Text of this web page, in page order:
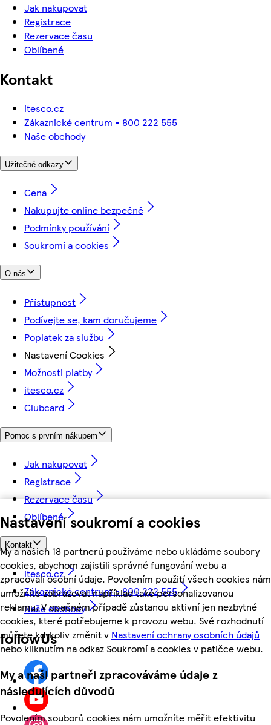
Nastavení soukromí a cookies
My a našich 18 partnerů používáme nebo ukládáme soubory
cookies, abychom zajistili správné fungování webu a
zpracovali osobní údaje. Povolením použití všech cookies nám
umožníte zobrazovat například také personalizovanou
reklamu. V opačném případě zůstanou aktivní jen nezbytné
cookies, které potřebujeme k provozu webu. Své rozhodnutí
můžete kdykoliv změnit v Nastavení ochrany osobních údajů
nebo kliknutím na odkaz Soukromí a cookies v patičce webu.
My a naši partneři zpracováváme údaje z
následujících důvodů
Povolením souborů cookies nám umožníte měřit efektivitu
Jak nakupovat
Registrace
Rezervace času
Oblíbené
Kontakt
itesco.cz
Zákaznické centrum - 800 222 555
Naše obchody
Užitečné odkazy
Cena
Nakupujte online bezpečně
Podmínky používání
Soukromí a cookies
O nás
Přístupnost
Podívejte se, kam doručujeme
Poplatek za službu
Nastavení Cookies
Možnosti platby
itesco.cz
Clubcard
Pomoc s prvním nákupem
Jak nakupovat
Registrace
Rezervace času
Oblíbené
Kontakt
itesco.cz
Zákaznické centrum - 800 222 555
Naše obchody
followUs